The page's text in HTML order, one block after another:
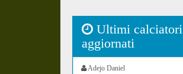
Ultimi calciatori
aggiornati
Adejo Daniel